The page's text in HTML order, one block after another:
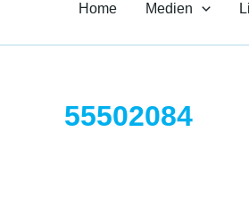
Home Medien
55502084